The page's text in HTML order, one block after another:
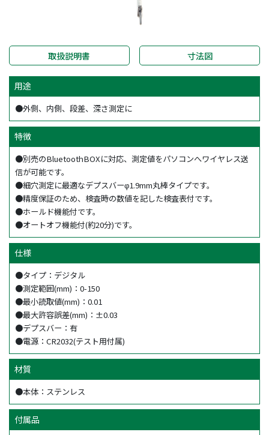
取扱説明書 寸法図
用途
●外側、内側、段差、深さ測定に
特徴
●別売のBluetoothBOXに対応、測定値をパソコンへワイヤレス送
信が可能です。
●細穴測定に最適なデプスバーφ1.9mm丸棒タイプです。
●精度保証のため、検査時の数値を記した検査表付です。
●ホールド機能付です。
●オートオフ機能付(約20分)です。
仕様
●タイプ：デジタル
●測定範囲(mm)：0-150
●最小読取値(mm)：0.01
●最大許容誤差(mm)：±0.03
●デプスバー：有
●電源：CR2032(テスト用付属)
材質
●本体：ステンレス
付属品